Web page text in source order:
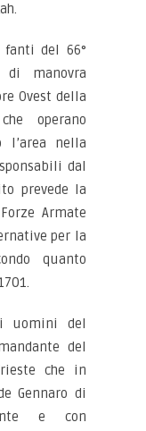
del 66°
di manovra
Ovest della
operano
l’area nella
dal
prevede la
Armate
per la
quanto
uomini del
del
che in
Gennaro di
e con